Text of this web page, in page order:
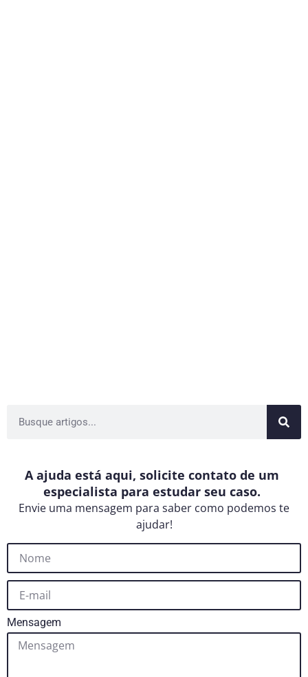
A ajuda está aqui, solicite contato de um
especialista para estudar seu caso.
Envie uma mensagem para saber como podemos te
ajudar!
Mensagem